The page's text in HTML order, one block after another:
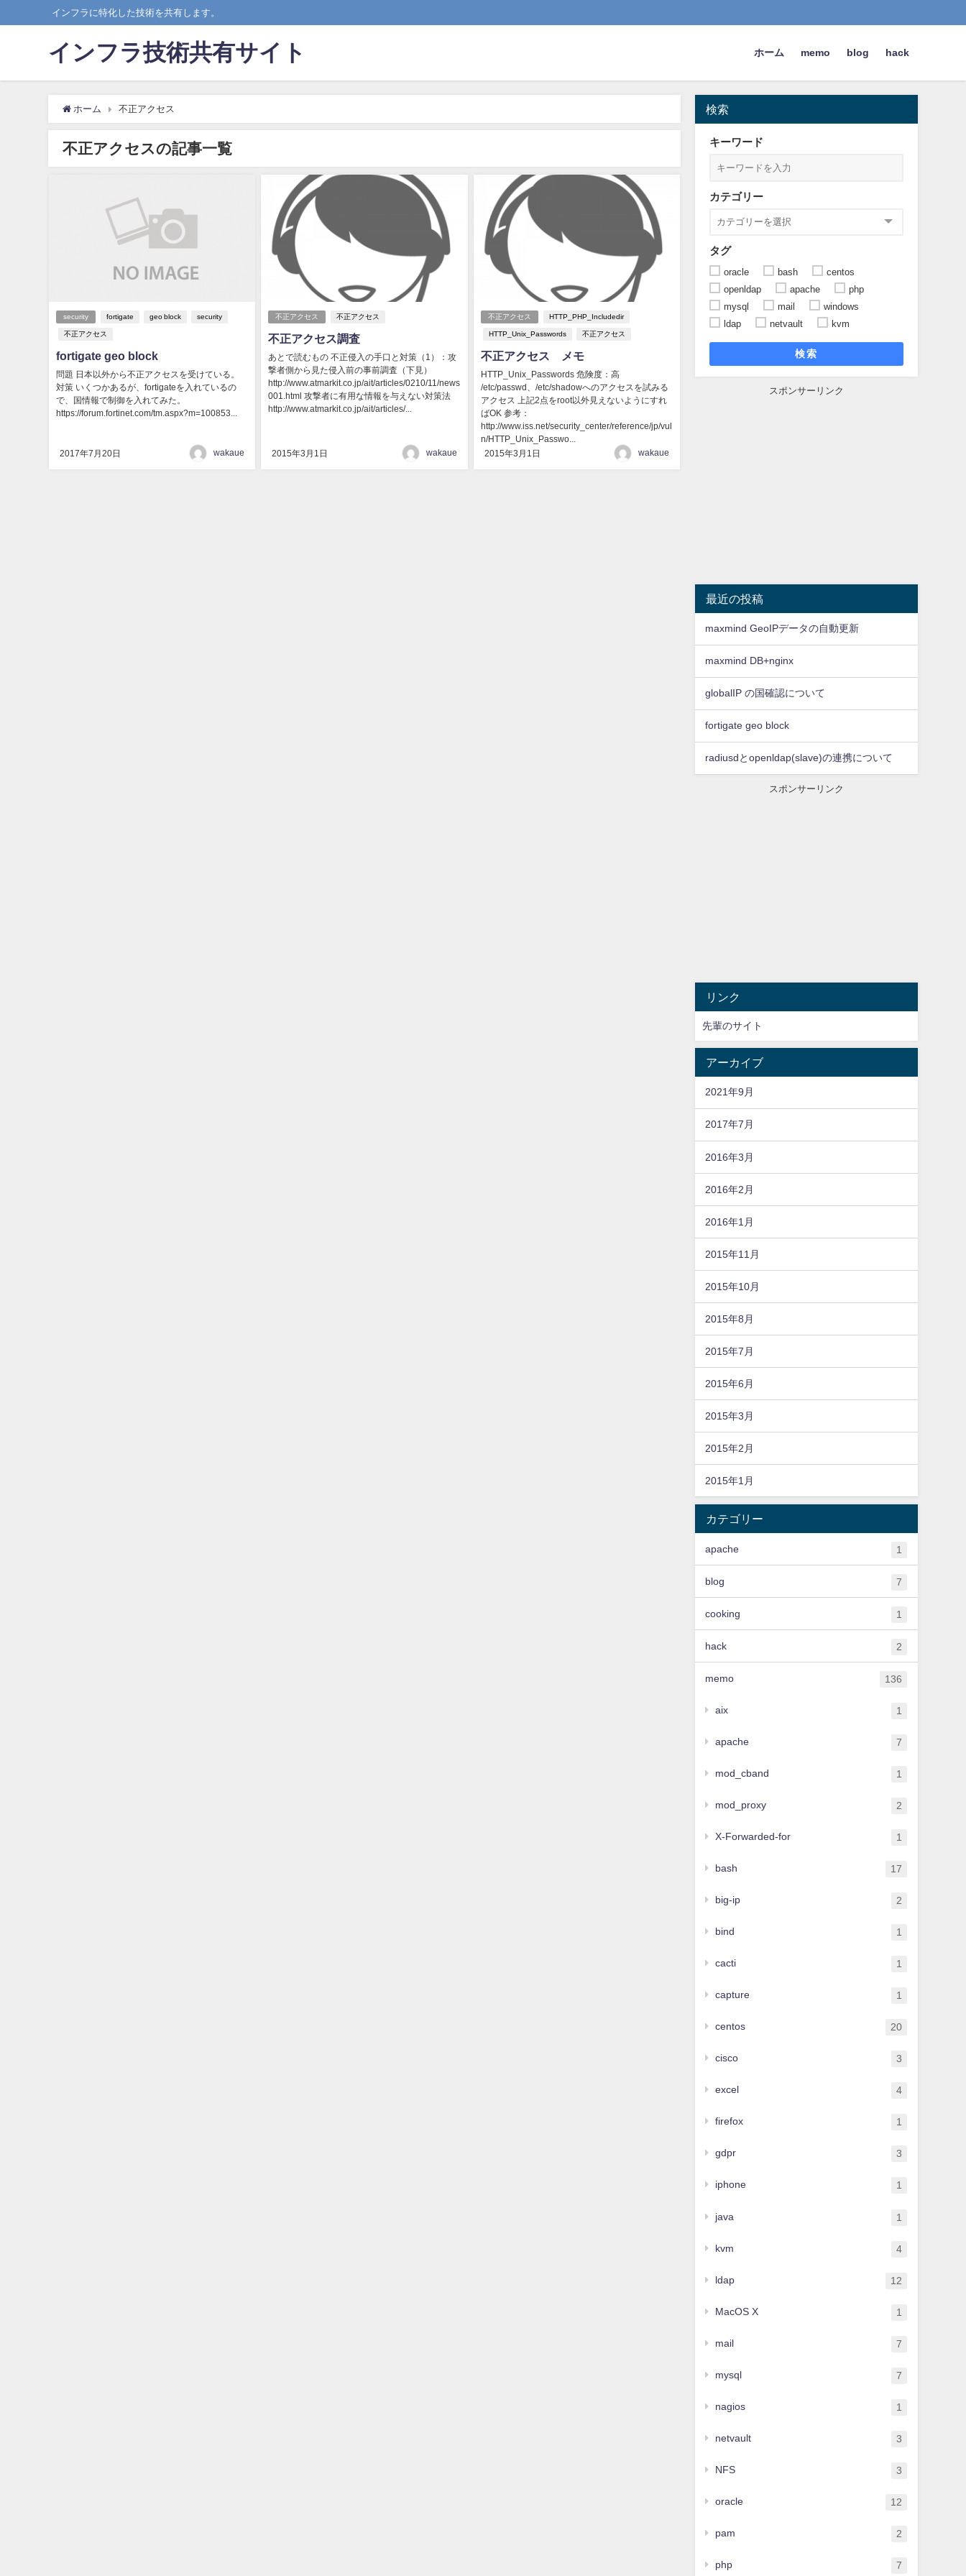
インフラに特化した技術を共有します。
インフラ技術共有サイト ホーム memo blog hack
ホーム 不正アクセス
不正アクセスの記事一覧
security fortigate geo block security
不正アクセス
fortigate geo block
問題 日本以外から不正アクセスを受けている。
対策 いくつかあるが、fortigateを入れているの
で、国情報で制御を入れてみた。
https://forum.fortinet.com/tm.aspx?m=100853...
2017年7月20日 wakaue
不正アクセス 不正アクセス
不正アクセス調査
あとで読むもの 不正侵入の手口と対策（1）：攻
撃者側から見た侵入前の事前調査（下見）
http://www.atmarkit.co.jp/ait/articles/0210/11/news
001.html 攻撃者に有用な情報を与えない対策法
http://www.atmarkit.co.jp/ait/articles/...
2015年3月1日 wakaue
不正アクセス HTTP_PHP_Includedir
HTTP_Unix_Passwords 不正アクセス
不正アクセス メモ
HTTP_Unix_Passwords 危険度：高
/etc/passwd、/etc/shadowへのアクセスを試みる
アクセス 上記2点をroot以外見えないようにすれ
ばOK 参考：
http://www.iss.net/security_center/reference/jp/vul
n/HTTP_Unix_Passwo...
2015年3月1日
wakaue
検索
キーワード
カテゴリー
タグ
oracle bash
centos
openldap
apache
php
mysql
mail
windows
ldap
netvault kvm
検索
スポンサーリンク
最近の投稿
maxmind GeoIPデータの自動更新
maxmind DB+nginx
globalIP の国確認について
fortigate geo block
radiusdとopenldap(slave)の連携について
スポンサーリンク
リンク
先輩のサイト
アーカイブ
2021年9月
2017年7月
2016年3月
2016年2月
2016年1月
2015年11月
2015年10月
2015年8月
2015年7月
2015年6月
2015年3月
2015年2月
2015年1月
カテゴリー
apache 1
blog 7
cooking 1
hack 2
memo 136
aix 1
apache 7
mod_cband 1
mod_proxy 2
X-Forwarded-for 1
bash 17
big-ip 2
bind 1
cacti 1
capture 1
centos 20
cisco 3
excel 4
firefox 1
gdpr 3
iphone 1
java 1
kvm 4
ldap 12
MacOS X 1
mail 7
mysql 7
nagios 1
netvault 3
NFS 3
oracle 12
pam 2
php 7